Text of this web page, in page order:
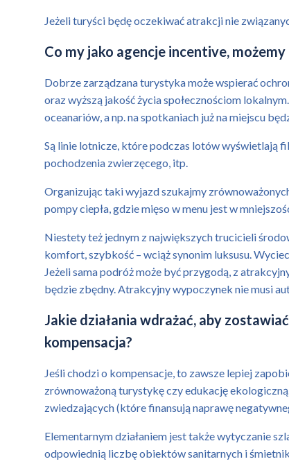
Jeżeli turyści będę oczekiwać atrakcji nie
Co my jako agencje incentive,
Dobrze zarządzana turystyka może wspierać
oraz wyższą jakość życia społecznościom
oceanariów, a np. na spotkaniach już na miejscu
Są linie lotnicze, które podczas lotów wyświetlają
pochodzenia zwierzęcego, itp.
Organizując taki wyjazd szukajmy
pompy ciepła, gdzie mięso w menu jest w
Niestety też jednym z największych trucicieli
komfort, szybkość – wciąż synonim luksusu.
Jeżeli sama podróż może być przygodą, z
będzie zbędny. Atrakcyjny wypoczynek nie musi
Jakie działania wdrażać, aby
kompensacja?
Jeśli chodzi o kompensacje, to zawsze lepiej
zrównoważoną turystykę czy edukację
zwiedzających (które finansują naprawę
Elementarnym działaniem jest także wytyczanie
odpowiednią liczbę obiektów sanitarnych i